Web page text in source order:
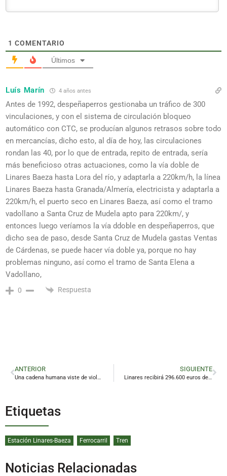
1 COMENTARIO
Últimos
Luís Marín 4 años antes
Antes de 1992, despeñaperros gestionaba un tráfico de 300
vinculaciones, y con el sistema de circulación bloqueo
automático con CTC, se producían algunos retrasos sobre todo
en mercancías, dicho esto, al día de hoy, las circulaciones
rondan las 40, por lo que de entrada, repito de entrada, sería
más beneficioso otras actuaciones, como la vía doble de
Linares Baeza hasta Lora del río, y adaptarla a 220km/h, la línea
Linares Baeza hasta Granada/Almería, electricista y adaptarla a
220km/h, el puerto seco en Linares Baeza, así como el tramo
vadollano a Santa Cruz de Mudela apto para 220km/, y
entonces luego veríamos la vía ddoble en despeñaperros, que
dicho sea de paso, desde Santa Cruz de Mudela gastas Ventas
de Cárdenas, se puede hacer vía doble ya, porque no hay
problemas ninguno, así como el tramo de Santa Elena a
Vadollano,
0 Respuesta
ANTERIOR
Una cadena humana viste de violeta el Castillo de Burgalimar
SIGUIENTE
Linares recibirá 296.600 euros del Gobierno regional para servicios sociales comunitarios
Etiquetas
Estación Linares-Baeza Ferrocarril Tren
Noticias Relacionadas